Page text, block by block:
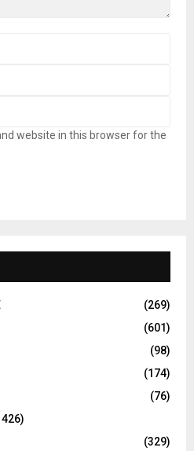
website in this browser for the
(269)
(601)
(98)
(174)
(76)
426)
(329)